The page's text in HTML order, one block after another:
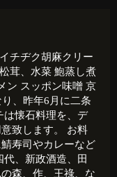
チヂク胡麻クリー
茸、水菜 鮑蒸し煮
ン スッポン味噌 京
、昨年6月に二条
は懐石料理を、デ
致します。 お料
寿司やカレーなど
、新政酒造、田
森、作、王祿、な